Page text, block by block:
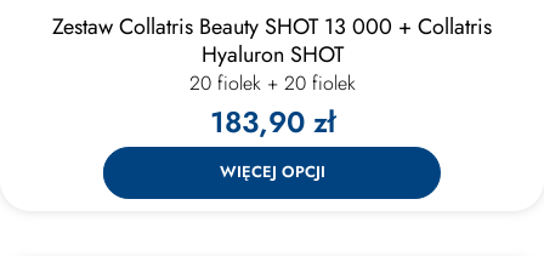
Zestaw Collatris Beauty SHOT 13 000 + Collatris
Hyaluron SHOT
20 fiolek + 20 fiolek
183,90 zł
WIĘCEJ OPCJI